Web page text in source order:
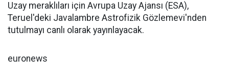
Uzay meraklıları için Avrupa Uzay Ajansı (ESA),
Teruel'deki Javalambre Astrofizik Gözlemevi'nden
tutulmayı canlı olarak yayınlayacak.
euronews